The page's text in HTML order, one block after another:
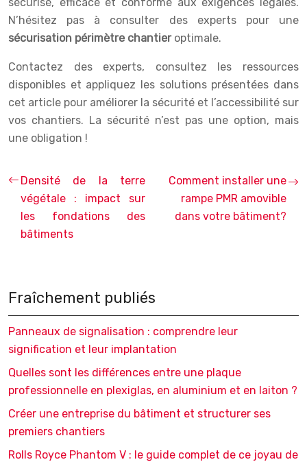
N’hésitez pas à consulter des experts pour une
sécurisation périmètre chantier optimale.
Contactez des experts, consultez les ressources
disponibles et appliquez les solutions présentées dans
cet article pour améliorer la sécurité et l’accessibilité sur
vos chantiers. La sécurité n’est pas une option, mais
une obligation !
Densité de la terre
végétale : impact sur
les fondations des
bâtiments
Comment installer une
rampe PMR amovible
dans votre bâtiment?
Fraîchement publiés
Panneaux de signalisation : comprendre leur
signification et leur implantation
Quelles sont les différences entre une plaque
professionnelle en plexiglas, en aluminium et en laiton ?
Créer une entreprise du bâtiment et structurer ses
premiers chantiers
Rolls Royce Phantom V : le guide complet de ce joyau de